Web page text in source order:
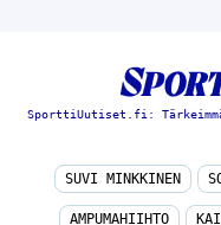
SporttiUutiset.fi:
AMPUMAHIIHTO